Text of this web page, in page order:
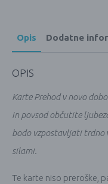
Opis Dodatne
OPIS
Karte Prehod v novo
in povsod občutite
bodo vzpostavljati trdno
silami.
Te karte niso preroške,